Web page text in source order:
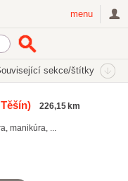
menu
sekce/štítky
226,15 km
manikúra, ...